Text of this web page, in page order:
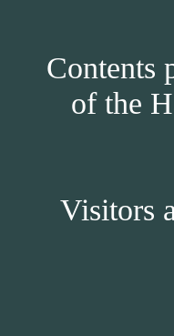
Contents
of the
Visitors